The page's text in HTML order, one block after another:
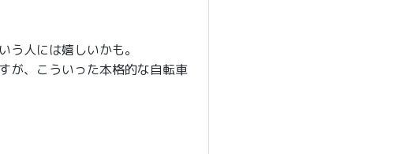
人には嬉しいかも。
が、こういった本格的な自転車